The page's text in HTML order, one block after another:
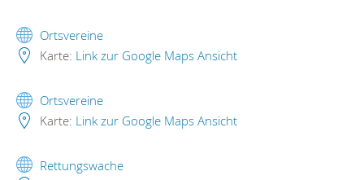
Ortsvereine
Karte: Link zur Google Maps Ansicht
Ortsvereine
Karte: Link zur Google Maps Ansicht
Rettungswache